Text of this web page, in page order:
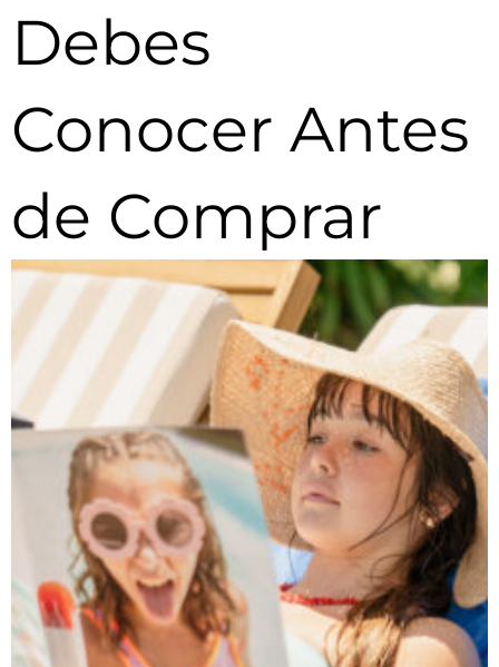
Debes
Conocer Antes
de Comprar